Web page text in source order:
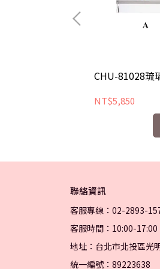
CHU-81028琉
NT$5,850
聯絡資訊
客服專線：02-2893-
客服時間：10:00-17:00
地址：台北市北投區光
統一編號：89223638